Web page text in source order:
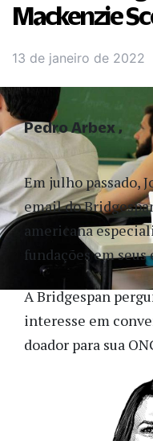
Mackenzie
13 de janeiro de 2022
Em julho passado,
email do
americana
fundações em
A Bridgespan
interesse em
doador para sua
Pedro Arbex